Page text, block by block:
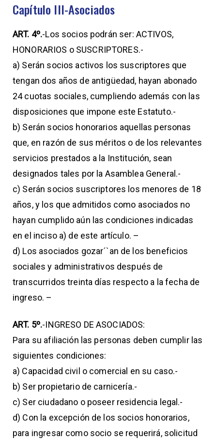
Capítulo III-Asociados
ART. 4º.-Los socios podrán ser: ACTIVOS,
HONORARIOS o SUSCRIPTORES.-
a) Serán socios activos los suscriptores que
tengan dos años de antigüedad, hayan abonado
24 cuotas sociales, cumpliendo además con las
disposiciones que impone este Estatuto.-
b) Serán socios honorarios aquellas personas
que, en razón de sus méritos o de los relevantes
servicios prestados a la Institución, sean
designados tales por la Asamblea General.-
c) Serán socios suscriptores los menores de 18
años, y los que admitidos como asociados no
hayan cumplido aún las condiciones indicadas
en el inciso a) de este artículo. –
d) Los asociados gozar´`an de los beneficios
sociales y administrativos después de
transcurridos treinta días respecto a la fecha de
ingreso. –
ART. 5º.-INGRESO DE ASOCIADOS:
Para su afiliación las personas deben cumplir las
siguientes condiciones:
a) Capacidad civil o comercial en su caso.-
b) Ser propietario de carnicería.-
c) Ser ciudadano o poseer residencia legal.-
d) Con la excepción de los socios honorarios,
para ingresar como socio se requerirá, solicitud